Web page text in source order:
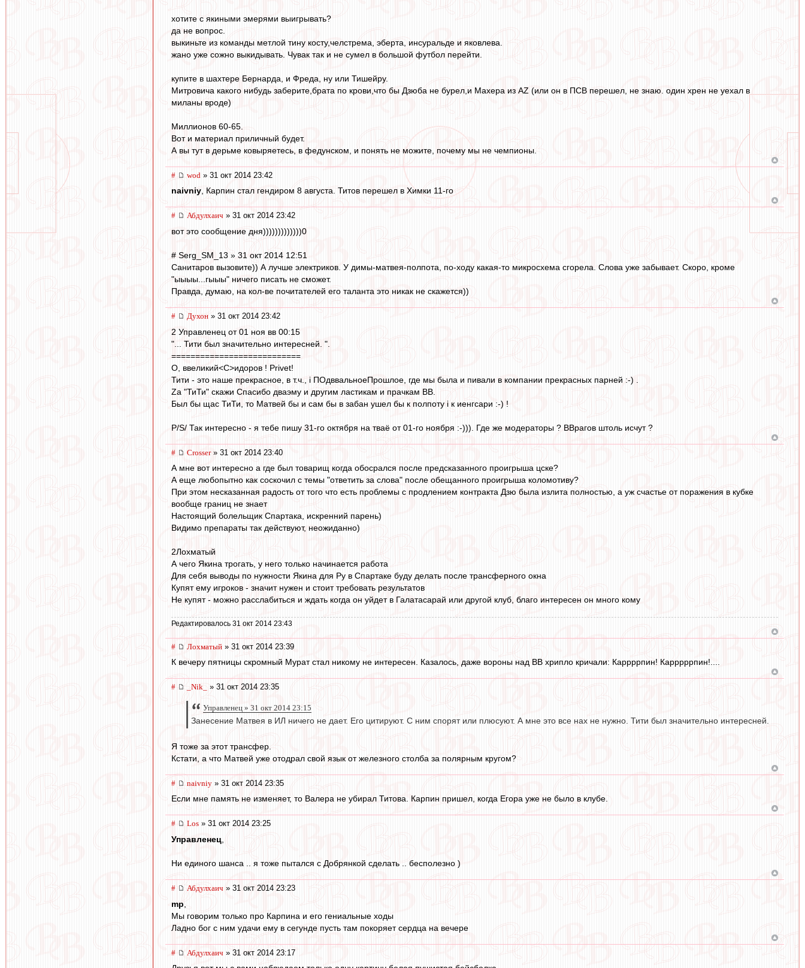
хотите с якиными эмерями выигрывать?
да не вопрос.
выкиньте из команды метлой тину косту,челстрема, эберта, инсуральде и яковлева.
жано уже сожно выкидывать. Чувак так и не сумел в большой футбол перейти.
купите в шахтере Бернарда, и Фреда, ну или Тишейру.
Митровича какого нибудь заберите,брата по крови,что бы Дзюба не бурел,и Махера из АZ (или он в ПСВ перешел, не знаю. один хрен не уехал в
миланы вроде)
Миллионов 60-65.
Вот и материал приличный будет.
А вы тут в дерьме ковыряетесь, в федунском, и понять не можите, почему мы не чемпионы.
# wod » 31 окт 2014 23:42
naivniy, Карпин стал гендиром 8 августа. Титов перешел в Химки 11-го
# Абдулхаич » 31 окт 2014 23:42
вот это сообщение дня)))))))))))))0
# Serg_SM_13 » 31 окт 2014 12:51
Санитаров вызовите)) А лучше электриков. У димы-матвея-полпота, по-ходу какая-то микросхема сгорела. Слова уже забывает. Скоро, кроме
"ыыыы...гыыы" ничего писать не сможет.
Правда, думаю, на кол-ве почитателей его таланта это никак не скажется))
# Духон » 31 окт 2014 23:42
2 Управленец от 01 ноя вв 00:15
"... Тити был значительно интересней. ".
===========================
О, ввеликий<C>идоров ! Privet!
Тити - это наше прекрасное, в т.ч., i ПОдввальноеПрошлое, где мы была и пивали в компании прекрасных парней :-) .
Zа "ТиТи" скажи Спасибо дваэму и другим ластикам и прачкам ВВ.
Был бы щас ТиТи, то Матвей бы и сам бы в забан ушел бы к полпоту i к иенгсари :-) !
P/S/ Так интересно - я тебе пишу 31-го октября на тваё от 01-го ноября :-))). Где же модераторы ? ВВрагов штоль исчут ?
# Crosser» 31 окт 2014 23:40
А мне вот интересно а где был товарищ когда обосрался после предсказанного проигрыша цске?
А еще любопытно как соскочил с темы "ответить за слова" после обещанного проигрыша коломотиву?
При этом несказанная радость от того что есть проблемы с продлением контракта Дзю была излита полностью, а уж счастье от поражения в кубке
вообще границ не знает
Настоящий болельщик Спартака, искренний парень)
Видимо препараты так действуют, неожиданно)
2Лохматый
А чего Якина трогать, у него только начинается работа
Для себя выводы по нужности Якина для Ру в Спартаке буду делать после трансферного окна
Купят ему игроков - значит нужен и стоит требовать результатов
Не купят - можно расслабиться и ждать когда он уйдет в Галатасарай или другой клуб, благо интересен он много кому
Редактировалось 31 окт 2014 23:43
# Лохматый » 31 окт 2014 23:39
К вечеру пятницы скромный Мурат стал никому не интересен. Казалось, даже вороны над ВВ хрипло кричали: Каррррпин! Карррррпин!....
# _Nik_ » 31 окт 2014 23:35
Управленец » 31 окт 2014 23:15
Занесение Матвея в ИЛ ничего не дает. Его цитируют. С ним спорят или плюсуют. А мне это все нах не нужно. Тити был значительно интересней.
Я тоже за этот трансфер.
Кстати, а что Матвей уже отодрал свой язык от железного столба за полярным кругом?
# naivniy » 31 окт 2014 23:35
Если мне память не изменяет, то Валера не убирал Титова. Карпин пришел, когда Егора уже не было в клубе.
# Los » 31 окт 2014 23:25
Управленец
Ни единого шанса .. я тоже пытался с Добрянкой сделать .. бесполезно )
# Абдулхаич » 31 окт 2014 23:23
mp
Мы говорим только про Карпина и его гениальные ходы
Ладно бог с ним удачи ему в сегунде пусть там покоряет сердца на вечере
# Абдулхаич » 31 окт 2014 23:17